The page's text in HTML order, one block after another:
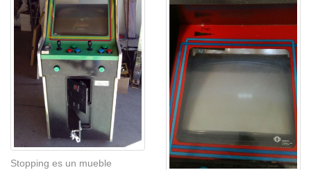
Stopping es un mueble